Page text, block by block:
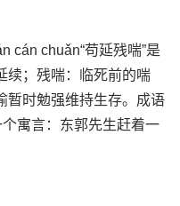
cán chuǎn“苟延残喘”是
续；残喘：临死前的喘
暂时勉强维持生存。成语
寓言：东郭先生赶着一